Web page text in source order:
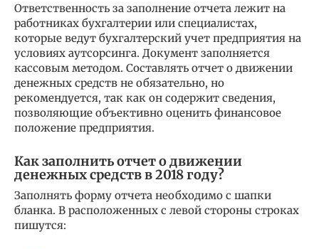
Ответственность за заполнение отчета лежит на
работниках бухгалтерии или специалистах,
которые ведут бухгалтерский учет предприятия на
условиях аутсорсинга. Документ заполняется
кассовым методом. Составлять отчет о движении
денежных средств не обязательно, но
рекомендуется, так как он содержит сведения,
позволяющие объективно оценить финансовое
положение предприятия.
Как заполнить отчет о движении
денежных средств в 2018 году?
Заполнять форму отчета необходимо с шапки
бланка. В расположенных с левой стороны строках
пишутся: